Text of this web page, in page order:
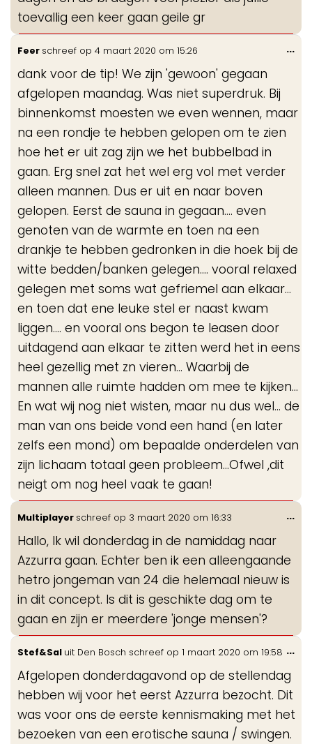
toevallig een keer gaan geile gr
Feer schreef op 4 maart 2020 om 15:26
dank voor de tip! We zijn 'gewoon' gegaan
afgelopen maandag. Was niet superdruk. Bij
binnenkomst moesten we even wennen, maar
na een rondje te hebben gelopen om te zien
hoe het er uit zag zijn we het bubbelbad in
gaan. Erg snel zat het wel erg vol met verder
alleen mannen. Dus er uit en naar boven
gelopen. Eerst de sauna in gegaan.... even
genoten van de warmte en toen na een
drankje te hebben gedronken in die hoek bij de
witte bedden/banken gelegen.... vooral relaxed
gelegen met soms wat gefriemel aan elkaar...
en toen dat ene leuke stel er naast kwam
liggen.... en vooral ons begon te leasen door
uitdagend aan elkaar te zitten werd het in eens
heel gezellig met zn vieren... Waarbij de
mannen alle ruimte hadden om mee te kijken...
En wat wij nog niet wisten, maar nu dus wel... de
man van ons beide vond een hand (en later
zelfs een mond) om bepaalde onderdelen van
zijn lichaam totaal geen probleem...Ofwel ,dit
neigt om nog heel vaak te gaan!
...
Multiplayer schreef op 3 maart 2020 om 16:33
Hallo, Ik wil donderdag in de namiddag naar
Azzurra gaan. Echter ben ik een alleengaande
hetro jongeman van 24 die helemaal nieuw is
in dit concept. Is dit is geschikte dag om te
gaan en zijn er meerdere 'jonge mensen'?
...
Stef&Sal uit Den Bosch schreef op 1 maart 2020 om 19:58
Afgelopen donderdagavond op de stellendag
hebben wij voor het eerst Azzurra bezocht. Dit
was voor ons de eerste kennismaking met het
bezoeken van een erotische sauna / swingen.
...